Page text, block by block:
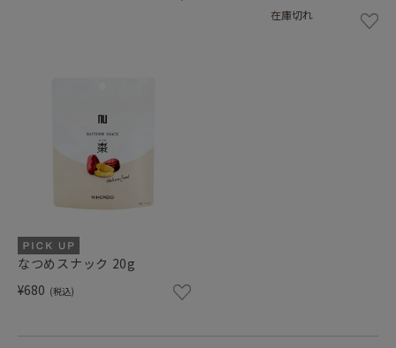
在庫切れ
なつめスナック 20g
¥680 (税込)